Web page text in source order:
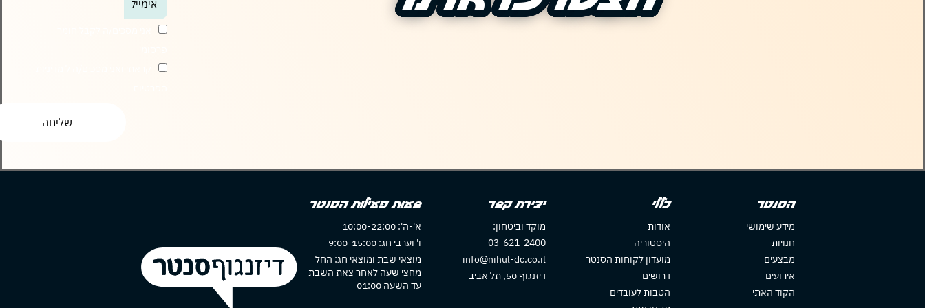
-
הצטרפו
אלינו
הסנטר
מידע שימושי
חנויות
מבצעים
אירועים
הקוד האתי
כללי
אודות
היסטוריה
מועדון לקוחות הסנטר
דרושים
הטבות לעובדים
יצירת קשר
מוקד וביטחון:
03-621-2400
info@nihul-dc.co.il
דיזנגוף 50, תל אביב
שעות פעילות הסנטר
א'-ה': 10:00-22:00
ו' וערבי חג: 9:00-15:00
מוצאי שבת ומוצאי חג: החל
מחצי שעה לאחר צאת השבת
עד השעה 01:00